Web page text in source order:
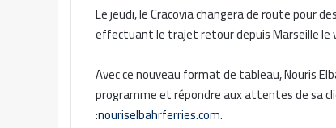
Le jeudi, le Cracovia changera de route pour
effectuant le trajet retour depuis Marseille le
Avec ce nouveau format de tableau, Nouris
programme et répondre aux attentes de sa
:nouriselbahrferries.com.